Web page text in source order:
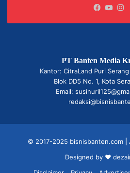
PT Banten Media
Kantor: CitraLand Puri
Blok DD5 No. 1, Kota
Email:
© 2017-2025 bisnisbanten.com |
Designed by ❤